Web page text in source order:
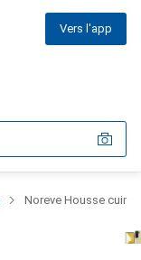
Vers l'app
Noreve Housse cuir